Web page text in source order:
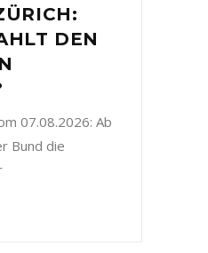
DEN
07.08.2026: Ab
Bund die